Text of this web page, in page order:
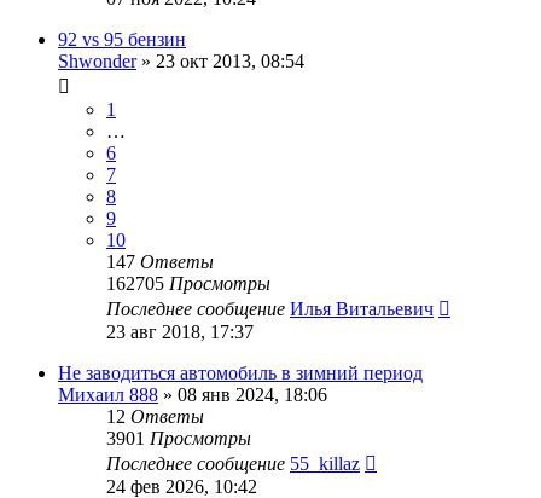
92 vs 95 бензин
Shwonder» 23 окт 2013, 08:54
1
…
6
7
8
9
10
147 Ответы
162705 Просмотры
Последнее сообщение Илья Витальевич
23 авг 2018, 17:37
Не заводиться автомобиль в зимний период
Михаил 888 » 08 янв 2024, 18:06
12 Ответы
3901 Просмотры
Последнее сообщение 55_killaz
24 фев 2026, 10:42